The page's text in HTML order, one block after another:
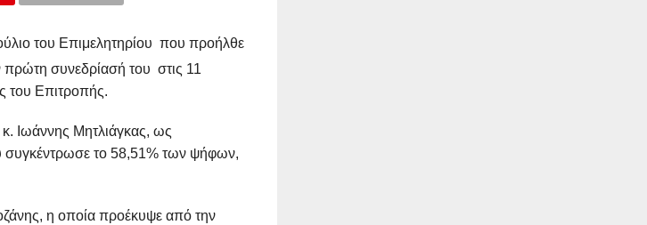
του Επιμελητηρίου που προήλθε
συνεδρίασή του στις 11
του Επιτροπής.
Ιωάννης Μητλιάγκας, ως
το 58,51% των ψήφων,
η οποία προέκυψε από την